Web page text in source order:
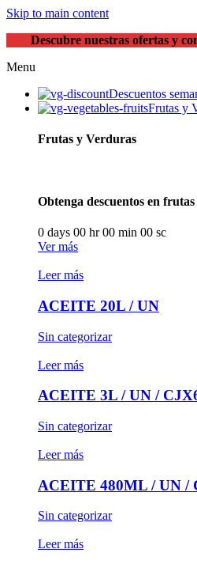
Skip to main content
Descubre nuestras ofertas y
Menu
Descuentos
Frutas y
Frutas y Verduras
Obtenga descuentos en
0 days 00 hr00 min 00 sc
Ver más
Leer más
ACEITE 20L / UN
Sin categorizar
Leer más
ACEITE 3L / UN /
Sin categorizar
Leer más
ACEITE 480ML / UN /
Sin categorizar
Leer más